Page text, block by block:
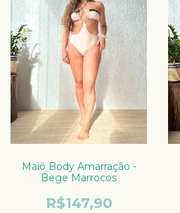
Maiô Body Amarração -
Bege Marrocos
R$147,90